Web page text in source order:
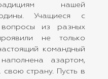
нашей
Учащиеся с
из разных
не только
командный
азартом,
страну. Пусть в